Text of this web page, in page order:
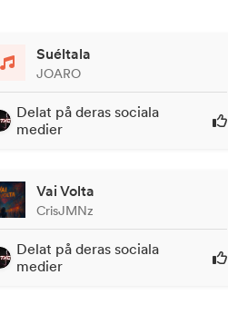
Suéltala
JOARO
Delat på deras sociala
medier
Vai Volta
CrisJMNz
Delat på deras sociala
medier